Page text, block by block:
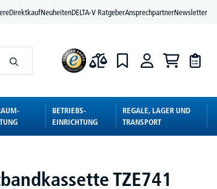
DirektkaufNeuheitenDELTA-V RatgeberAnsprechpartnerNewsletter
BETRIEBS-
EINRICHTUNG
REGALE, LAGER UND
TRANSPORT
TZE741